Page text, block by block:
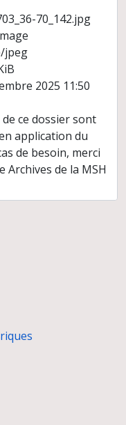
70_142.jpg
jpeg
2025 11:50
ce dossier sont
application du
de besoin, merci
Archives de la MSH